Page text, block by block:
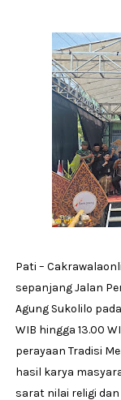
Pati –
sepanjang Jalan
Agung Sukolilo
WIB hingga 13.00
perayaan Tradisi
hasil karya
sarat nilai religi